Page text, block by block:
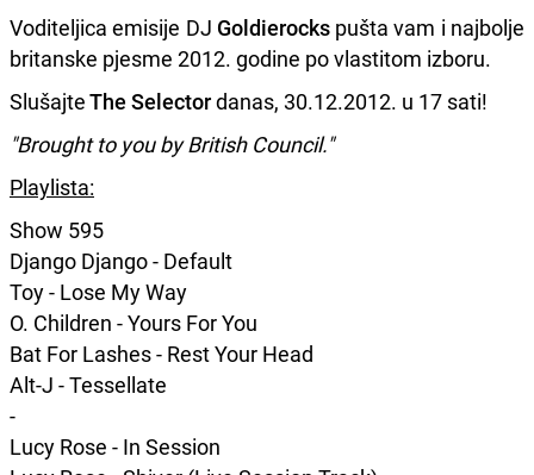
Voditeljica emisije DJ Goldierockspušta vam i najbolje
britanske pjesme 2012. godine po vlastitom izboru.
SlušajteThe Selectordanas, 30.12.2012. u 17 sati!
"Brought to you by British Council."
Playlista:
Show 595
Django Django - Default
Toy - Lose My Way
O. Children - Yours For You
Bat For Lashes - Rest Your Head
Alt-J - Tessellate
-
Lucy Rose - In Session